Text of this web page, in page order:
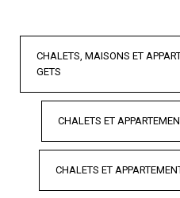
CHALETS, MAISONS ET
GETS
CHALETS ET
CHALETS ET